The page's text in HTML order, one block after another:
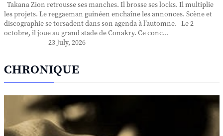
Takana Zion retrousse ses manches. Il brosse ses locks. Il multiplie
les projets. Le reggaeman guinéen enchaîne les annonces. Scène et
discographie se torsadent dans son agenda à l’automne. Le 2
octobre, il joue au grand stade de Conakry. Ce conc...
23 July, 2026
CHRONIQUE